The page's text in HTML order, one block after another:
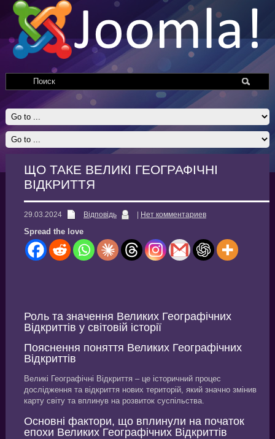
ЩО ТАКЕ ВЕЛИКІ ГЕОГРАФІЧНІ
ВІДКРИТТЯ
29.03.2024 Відповідь Нет комментариев
Spread the love
Роль та значення Великих Географічних
Відкриттів у світовій історії
Пояснення поняття Великих Географічних
Відкриттів
Великі Географічні Відкриття – це історичний процес
дослідження та відкриття нових територій, який значно змінив
карту світу та вплинув на розвиток суспільства.
Основні фактори, що вплинули на початок
епохи Великих Географічних Відкриттів